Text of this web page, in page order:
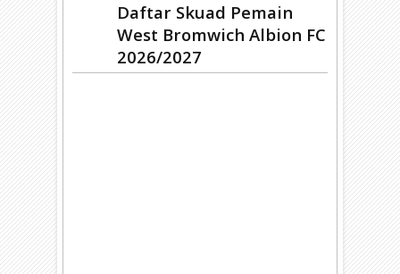
Daftar Skuad Pemain
West Bromwich Albion FC
2026/2027